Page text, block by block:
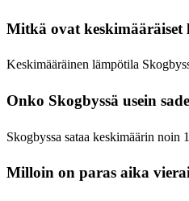
Mitkä ovat keskimääräiset
Keskimääräinen lämpötila
Onko Skogbyssä usein
Skogbyssa sataa keskimäärin noin
Milloin on paras aika